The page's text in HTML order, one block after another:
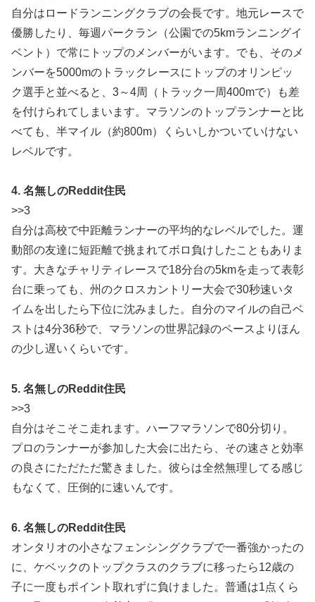
自分はロードランニングクラブの会長です。地元レースで
優勝したり、毎週パークラン（公園での5kmランニングイ
ベント）で常にトップのメンバーがいます。でも、そのメ
ンバーを5000mのトラックレースにトップのオリンピッ
ク選手と並べると、3～4周（トラック一周400mで）も差
を付けられてしまいます。マラソンのトップランナーと比
べても、半マイル（約800m）くらいしかついていけない
レベルです。
4. 名無しのReddit住民
>>3
自分は高校で中距離ランナーの平均的なレベルでした。運
動部の友達に短距離で挑まれてボロ負けしたこともありま
す。大きなチャリティレースで18分台の5kmを走って表彰
台に乗っても、州のクロスカントリー大会で30秒速いタ
イムを出したら下位に沈みました。自分のマイルの自己ベ
ストは4分36秒で、マラソンの世界記録のペースよりほん
の少し遅いくらいです。
5. 名無しのReddit住民
>>3
自分はそこそこ走れます。ハーフマラソンで80分切り。
プロのランナーが参加した大会に出たら、その速さと効率
の良さにただただ驚きました。彼らは全然無理してる感じ
もなくて、圧倒的に速いんです。
6. 名無しのReddit住民
オンタリオの小さなフェンシングクラブで一番強かったの
に、ケベックのトップクラスのクラブに移ったら12歳の
子に一度もポイント取れずに負けました。普通は1点くら